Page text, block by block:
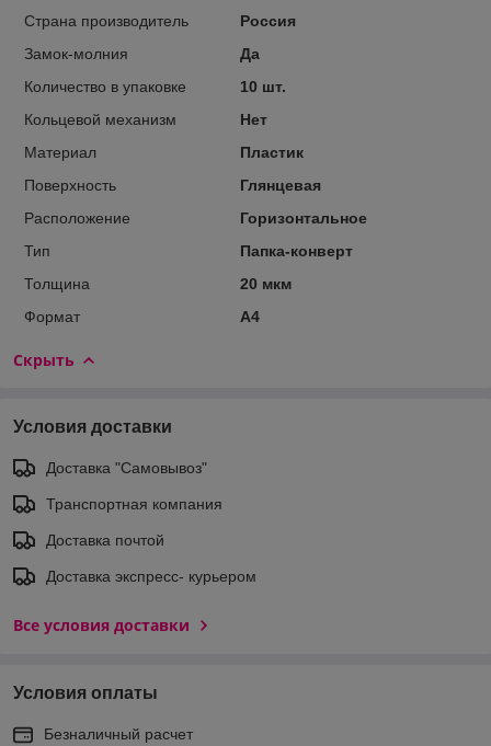
Страна производитель
Россия
Замок-молния
Да
Количество в упаковке
10 шт.
Кольцевой механизм
Нет
Материал
Пластик
Поверхность
Глянцевая
Расположение
Горизонтальное
Тип
Папка-конверт
Толщина
20 мкм
Формат
A4
Скрыть
Условия доставки
Доставка "Самовывоз"
Транспортная компания
Доставка почтой
Доставка экспреcс- курьером
Все условия доставки
Условия оплаты
Безналичный расчет